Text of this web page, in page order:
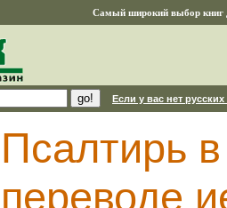
Самый широкий выбор книг
Если у вас нет
Псалтирь
переводе